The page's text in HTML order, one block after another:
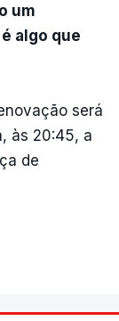
um
algo que
será
às 20:45, a
de